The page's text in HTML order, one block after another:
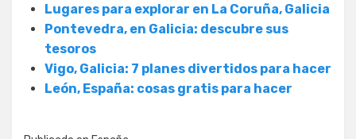
Lugares para explorar en La Coruña, Galicia
Pontevedra, en Galicia: descubre sus
tesoros
Vigo, Galicia: 7 planes divertidos para hacer
León, España: cosas gratis para hacer